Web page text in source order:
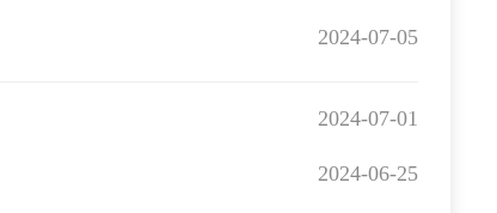
2024-07-05
2024-07-01
2024-06-25